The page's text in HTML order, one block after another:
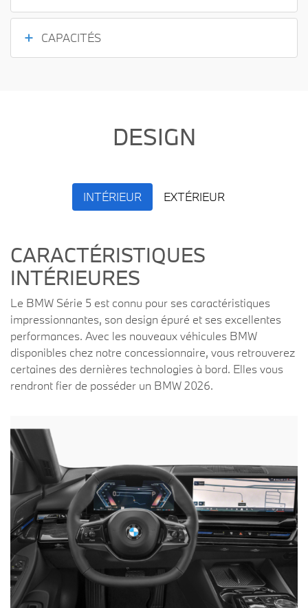
CAPACITÉS
DESIGN
INTÉRIEUR EXTÉRIEUR
CARACTÉRISTIQUES
INTÉRIEURES
Le BMW Série 5 est connu pour ses caractéristiques
impressionnantes, son design épuré et ses excellentes
performances. Avec les nouveaux véhicules BMW
disponibles chez notre concessionnaire, vous retrouverez
certaines des dernières technologies à bord. Elles vous
rendront fier de posséder un BMW 2026.